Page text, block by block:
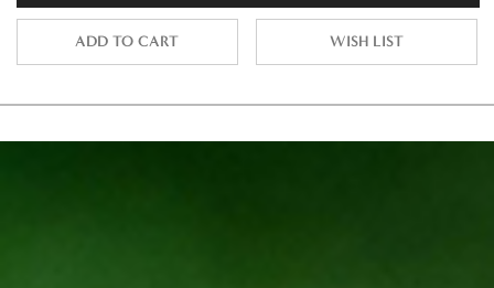
ADD TO CART WISH LIST